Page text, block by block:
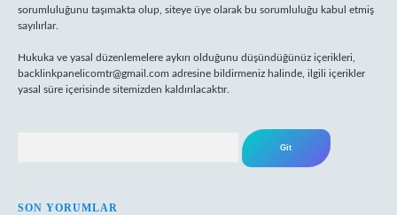
sorumluluğunu taşımakta olup, siteye üye olarak bu sorumluluğu kabul etmiş
sayılırlar.
Hukuka ve yasal düzenlemelere aykırı olduğunu düşündüğünüz içerikleri,
backlinkpanelicomtr@gmail.com adresine bildirmeniz halinde, ilgili içerikler
yasal süre içerisinde sitemizden kaldırılacaktır.
SON YORUMLAR